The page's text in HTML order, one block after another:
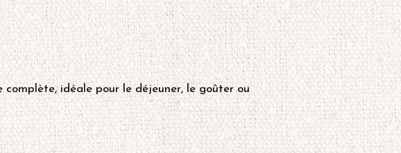
complète, idéale pour le déjeuner, le goûter ou